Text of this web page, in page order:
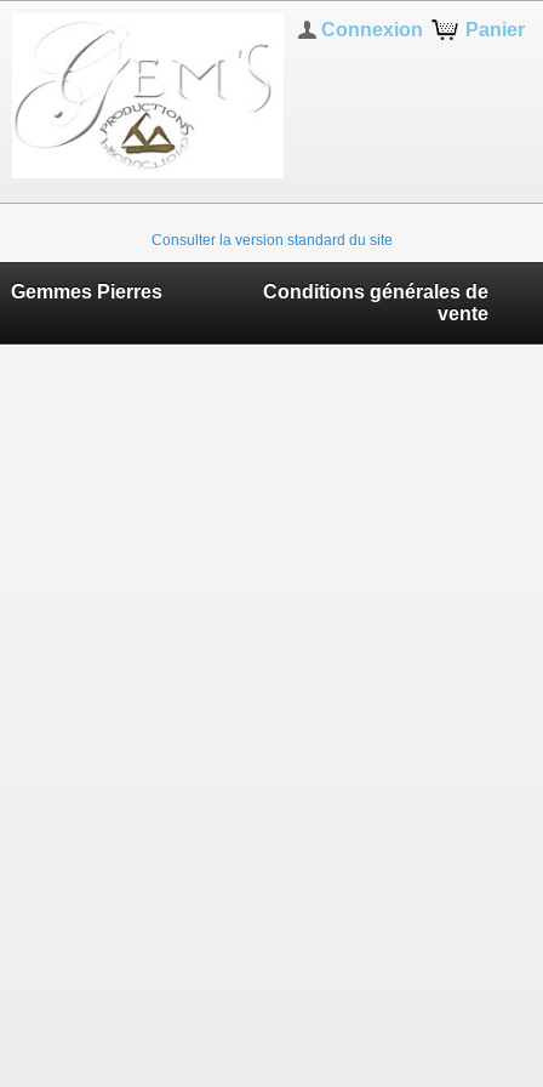
Panier
Connexion
Consulter la version standard du site
Gemmes Pierres
Conditions générales de
vente